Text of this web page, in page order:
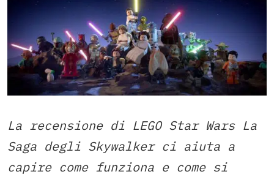
La recensione di LEGO Star Wars La
Saga degli Skywalker ci aiuta a
capire come funziona e come si